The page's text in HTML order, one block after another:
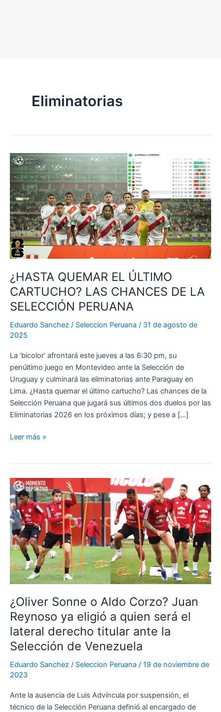
Eliminatorias
¿HASTA QUEMAR EL ÚLTIMO
CARTUCHO? LAS CHANCES DE LA
SELECCIÓN PERUANA
Eduardo Sanchez / Seleccion Peruana / 31 de agosto de
2025
La ‘bicolor’ afrontará este jueves a las 6:30 pm, su
penúltimo juego en Montevideo ante la Selección de
Uruguay y culminará las eliminatorias ante Paraguay en
Lima. ¿Hasta quemar el último cartucho? Las chances de la
Selección Peruana que jugará sus últimos dos duelos por las
Eliminatorias 2026 en los próximos días; y pese a […]
¿HASTA
CARTUCHO?
LAS
CHANCES
DE
LA
SELECCIÓN
PERUANA
Leer más »
¿Oliver Sonne o Aldo Corzo? Juan
Reynoso ya eligió a quien será el
lateral derecho titular ante la
Selección de Venezuela
Eduardo Sanchez / Seleccion Peruana / 19 de noviembre de
2023
Ante la ausencia de Luis Advíncula por suspensión, el
técnico de la Selección Peruana definió al encargado de